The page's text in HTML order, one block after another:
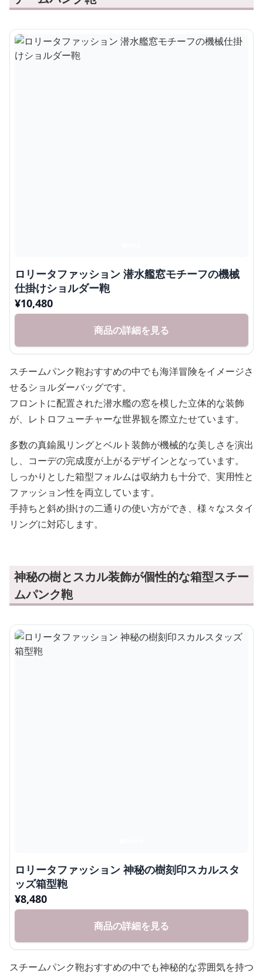
ロリータファッション 潜水艦窓モチーフの機械
仕掛けショルダー鞄
¥10,480
商品の詳細を見る
スチームパンク鞄おすすめの中でも海洋冒険をイメージさ
せるショルダーバッグです。
フロントに配置された潜水艦の窓を模した立体的な装飾
が、レトロフューチャーな世界観を際立たせています。
多数の真鍮風リングとベルト装飾が機械的な美しさを演出
し、コーデの完成度が上がるデザインとなっています。
しっかりとした箱型フォルムは収納力も十分で、実用性と
ファッション性を両立しています。
手持ちと斜め掛けの二通りの使い方ができ、様々なスタイ
リングに対応します。
神秘の樹とスカル装飾が個性的な箱型スチー
ムパンク鞄
ロリータファッション 神秘の樹刻印スカルスタ
ッズ箱型鞄
¥8,480
商品の詳細を見る
スチームパンク鞄おすすめの中でも神秘的な雰囲気を持つ